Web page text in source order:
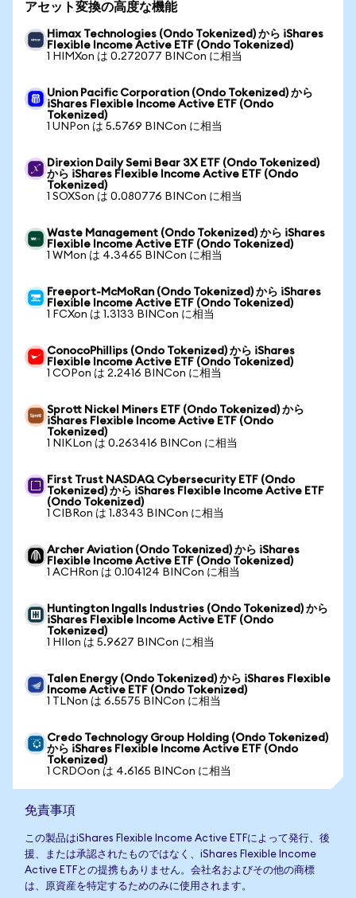
アセット変換の高度な機能
Himax Technologies (Ondo Tokenized) から iShares
Flexible Income Active ETF (Ondo Tokenized)
1 HIMXon は 0.272077 BINCon に相当
Union Pacific Corporation (Ondo Tokenized) から
iShares Flexible Income Active ETF (Ondo
Tokenized)
1 UNPon は 5.5769 BINCon に相当
Direxion Daily Semi Bear 3X ETF (Ondo Tokenized)
から iShares Flexible Income Active ETF (Ondo
Tokenized)
1 SOXSon は 0.080776 BINCon に相当
Waste Management (Ondo Tokenized) から iShares
Flexible Income Active ETF (Ondo Tokenized)
1 WMon は 4.3465 BINCon に相当
Freeport-McMoRan (Ondo Tokenized) から iShares
Flexible Income Active ETF (Ondo Tokenized)
1 FCXon は 1.3133 BINCon に相当
ConocoPhillips (Ondo Tokenized) から iShares
Flexible Income Active ETF (Ondo Tokenized)
1 COPon は 2.2416 BINCon に相当
Sprott Nickel Miners ETF (Ondo Tokenized) から
iShares Flexible Income Active ETF (Ondo
Tokenized)
1 NIKLon は 0.263416 BINCon に相当
First Trust NASDAQ Cybersecurity ETF (Ondo
Tokenized) から iShares Flexible Income Active ETF
(Ondo Tokenized)
1 CIBRon は 1.8343 BINCon に相当
Archer Aviation (Ondo Tokenized) から iShares
Flexible Income Active ETF (Ondo Tokenized)
1 ACHRon は 0.104124 BINCon に相当
Huntington Ingalls Industries (Ondo Tokenized) から
iShares Flexible Income Active ETF (Ondo
Tokenized)
1 HIIon は 5.9627 BINCon に相当
Talen Energy (Ondo Tokenized) から iShares Flexible
Income Active ETF (Ondo Tokenized)
1 TLNon は 6.5575 BINCon に相当
Credo Technology Group Holding (Ondo Tokenized)
から iShares Flexible Income Active ETF (Ondo
Tokenized)
1 CRDOon は 4.6165 BINCon に相当
免責事項
この製品はiShares Flexible Income Active ETFによって発行、後
援、または承認されたものではなく、iShares Flexible Income
Active ETFとの提携もありません。会社名およびその他の商標
は、原資産を特定するためのみに使用されます。